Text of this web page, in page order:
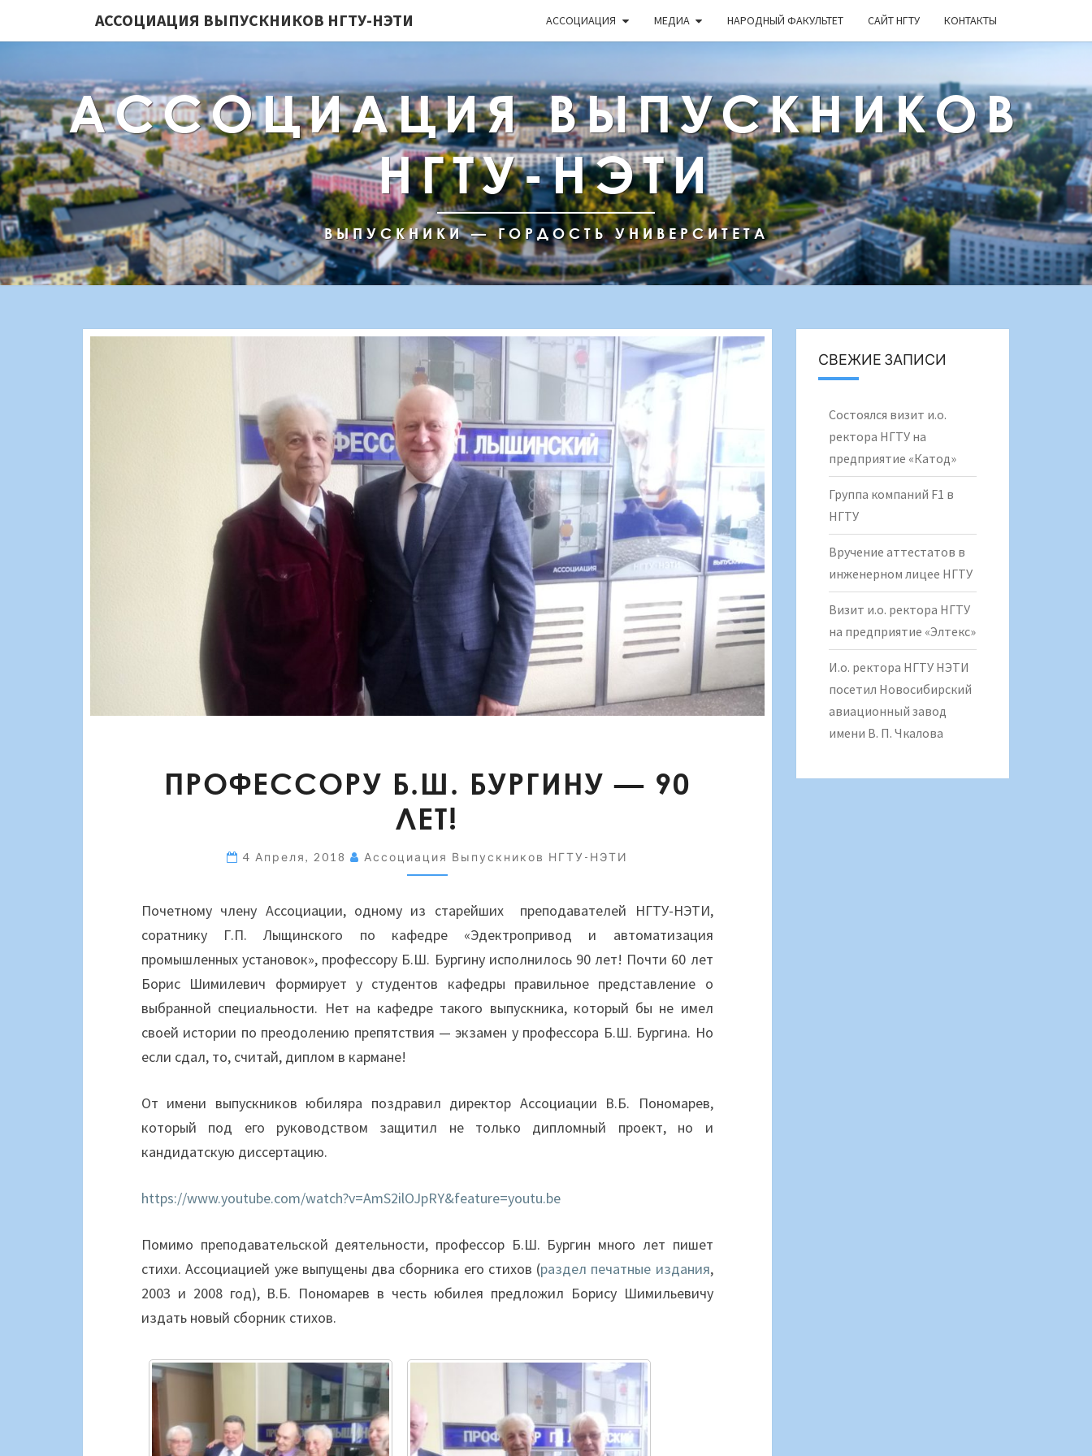
АССОЦИАЦИЯ ВЫПУСКНИКОВ НГТУ-НЭТИ АССОЦИАЦИЯ МЕДИА НАРОДНЫЙ ФАКУЛЬТЕТ САЙТ НГТУ КОНТАКТЫ
АССОЦИАЦИЯ ВЫПУСКНИКОВ
НГТУ-НЭТИ
ВЫПУСКНИКИ — ГОРДОСТЬ УНИВЕРСИТЕТА
БУРГИНУ
—
90
ПРОФЕССОРУ Б.Ш. БУРГИНУ — 90
ЛЕТ!
4 Апреля, 2018 Ассоциация Выпускников НГТУ-НЭТИ
Почетному члену Ассоциации, одному из старейших преподавателей НГТУ-НЭТИ,
соратнику Г.П. Лыщинского по кафедре «Эдектропривод и автоматизация
промышленных установок», профессору Б.Ш. Бургину исполнилось 90 лет! Почти 60 лет
Борис Шимилевич формирует у студентов кафедры правильное представление о
выбранной специальности. Нет на кафедре такого выпускника, который бы не имел
своей истории по преодолению препятствия — экзамен у профессора Б.Ш. Бургина. Но
если сдал, то, считай, диплом в кармане!
От имени выпускников юбиляра поздравил директор Ассоциации В.Б. Пономарев,
который под его руководством защитил не только дипломный проект, но и
кандидатскую диссертацию.
https://www.youtube.com/watch?v=AmS2ilOJpRY&feature=youtu.be
Помимо преподавательской деятельности, профессор Б.Ш. Бургин много лет пишет
стихи. Ассоциацией уже выпущены два сборника его стихов (раздел печатные издания,
2003 и 2008 год), В.Б. Пономарев в честь юбилея предложил Борису Шимильевичу
издать новый сборник стихов.
СВЕЖИЕ ЗАПИСИ
Состоялся визит и.о.
ректора НГТУ на
предприятие «Катод»
Группа компаний F1 в
НГТУ
Вручение аттестатов в
инженерном лицее НГТУ
Визит и.о. ректора НГТУ
на предприятие «Элтекс»
И.о. ректора НГТУ НЭТИ
посетил Новосибирский
авиационный завод
имени В. П. Чкалова